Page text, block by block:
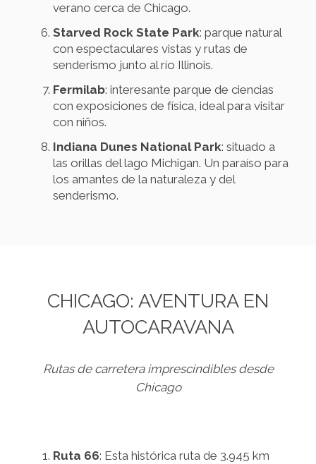
verano cerca de Chicago.
Starved Rock State Park: parque natural
con espectaculares vistas y rutas de
senderismo junto al río Illinois.
Fermilab: interesante parque de ciencias
con exposiciones de física, ideal para visitar
con niños.
Indiana Dunes National Park: situado a
las orillas del lago Michigan. Un paraíso para
los amantes de la naturaleza y del
senderismo.
CHICAGO: AVENTURA EN
AUTOCARAVANA
Rutas de carretera imprescindibles desde
Chicago
Ruta 66: Esta histórica ruta de 3.945 km